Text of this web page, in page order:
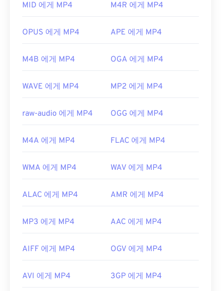
여는 데 문제가 있는 경우 일반적으로 컨테이너의 데
되지 않음을 의미합니다. 이 문제를 해결하려면
개발자: Moving Picture Experts Group(MPEG)
최초 출시: 1999년
유용한 링크:
https://mpeg.chiariglione.org/standards/mpeg-
MID 에게 MP4 M4R 에게 MP4
OPUS 에게 MP4 APE 에게 MP4
M4B 에게 MP4 OGA 에게 MP4
WAVE 에게 MP4 MP2 에게 MP4
raw-audio 에게 MP4 OGG 에게 MP4
M4A 에게 MP4 FLAC 에게 MP4
WMA 에게 MP4 WAV 에게 MP4
ALAC 에게 MP4 AMR 에게 MP4
MP3 에게 MP4 AAC 에게 MP4
AIFF 에게 MP4 OGV 에게 MP4
AVI 에게 MP4 3GP 에게 MP4